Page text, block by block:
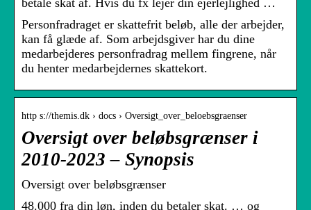
betale skat af. Hvis du fx lejer din ejerlejlighed …
Personfradraget er skattefrit beløb, alle der arbejder,
kan få glæde af. Som arbejdsgiver har du dine
medarbejderes personfradrag mellem fingrene, når
du henter medarbejdernes skattekort.
http s://themis.dk › docs › Oversigt_over_beloebsgraenser
Oversigt over beløbsgrænser i
2010-2023 – Synopsis
Oversigt over beløbsgrænser
48.000 fra din løn, inden du betaler skat. … og